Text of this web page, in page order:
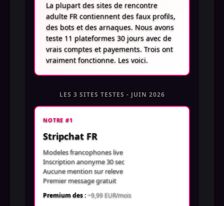
La plupart des sites de rencontre
adulte FR contiennent des faux profils,
des bots et des arnaques. Nous avons
teste 11 plateformes 30 jours avec de
vrais comptes et payements. Trois ont
vraiment fonctionne. Les voici.
LES 3 SITES TESTES - JUIN 2026
NOTRE #1
Stripchat FR
Modeles francophones live
Inscription anonyme 30 sec
Aucune mention sur releve
Premier message gratuit
Premium des :~9,99 EUR/mois